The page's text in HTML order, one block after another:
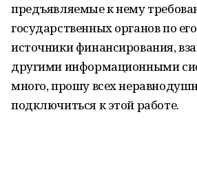
предъявляемые к нему
государственных органов по
источники финансирования,
другими информационными
много, прошу всех
подключиться к этой работе.